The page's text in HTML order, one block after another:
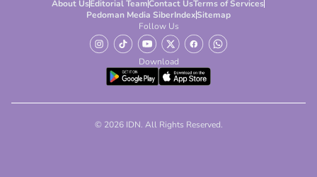
About UsEditorial TeamContact UsTerms of Services
Pedoman Media SiberIndexSitemap
Follow Us
Download
© 2026 IDN. All Rights Reserved.